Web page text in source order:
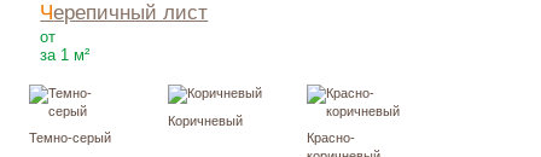
Черепичный лист
от
за 1 м²
Темно-серый
Коричневый
Красно-